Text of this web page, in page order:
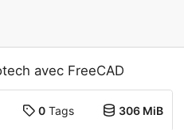
avec FreeCAD
0Tags 306 MiB